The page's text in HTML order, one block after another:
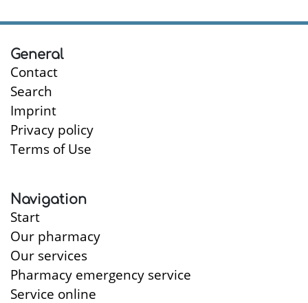
General
Contact
Search
Imprint
Privacy policy
Terms of Use
Navigation
Start
Our pharmacy
Our services
Pharmacy emergency service
Service online